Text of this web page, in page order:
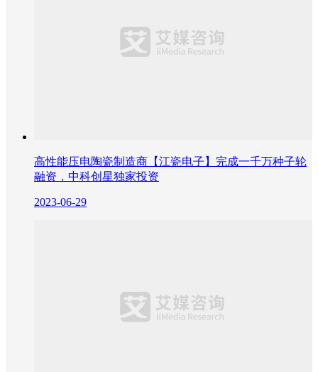
高性能压电陶瓷制造商【江瓷电子】完成一千万种子轮
融资，中科创星独家投资
2023-06-29